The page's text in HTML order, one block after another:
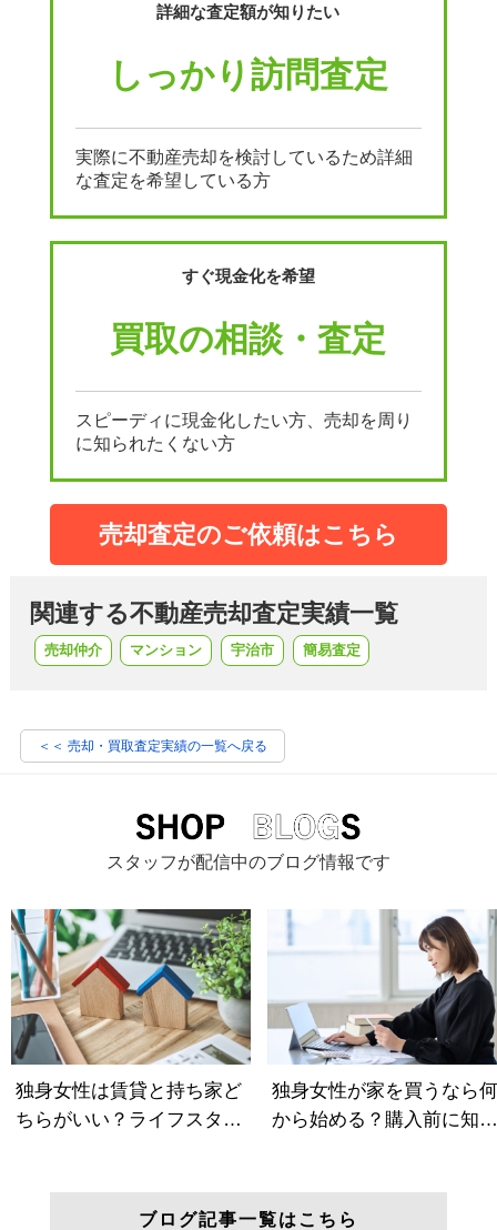
詳細な査定額が知りたい
しっかり訪問査定
実際に不動産売却を検討しているため詳細
な査定を希望している方
すぐ現金化を希望
買取の相談・査定
スピーディに現金化したい方、売却を周り
に知られたくない方
売却査定のご依頼はこちら
関連する不動産売却査定実績一覧
売却仲介 マンション 宇治市 簡易査定
＜＜ 売却・買取査定実績の一覧へ戻る
スタッフが配信中のブログ情報です
ブログ記事一覧はこちら